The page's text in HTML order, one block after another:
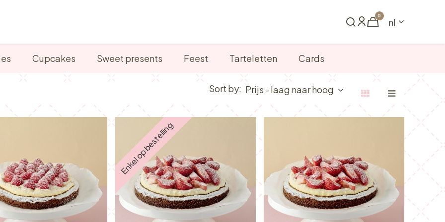
0
nl
Cupcakes Sweet presents Feest Tarteletten Cards
Sort by: Prijs - laag naar hoog
Enkel op bestelling